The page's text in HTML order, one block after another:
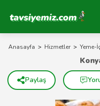
Tavsiyemiz Anasayfa
Anasayfa > Hizmetler > Yeme-
Paylaş